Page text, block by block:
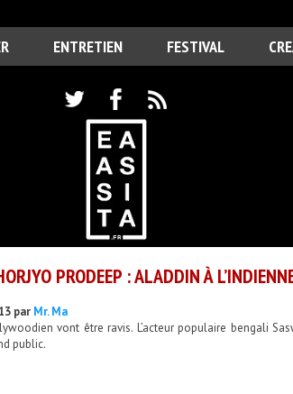
ENTRETIEN FESTIVAL
PRODEEP : ALADDIN À
par Mr. Ma
vont être ravis. L’acteur populaire bengali
public.